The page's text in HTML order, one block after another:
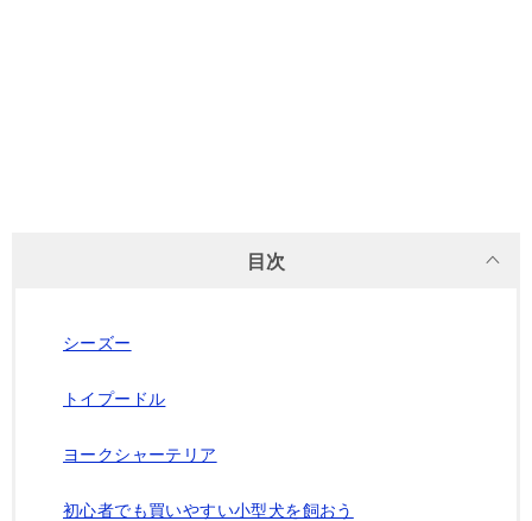
目次
シーズー
トイプードル
ヨークシャーテリア
初心者でも買いやすい小型犬を飼おう